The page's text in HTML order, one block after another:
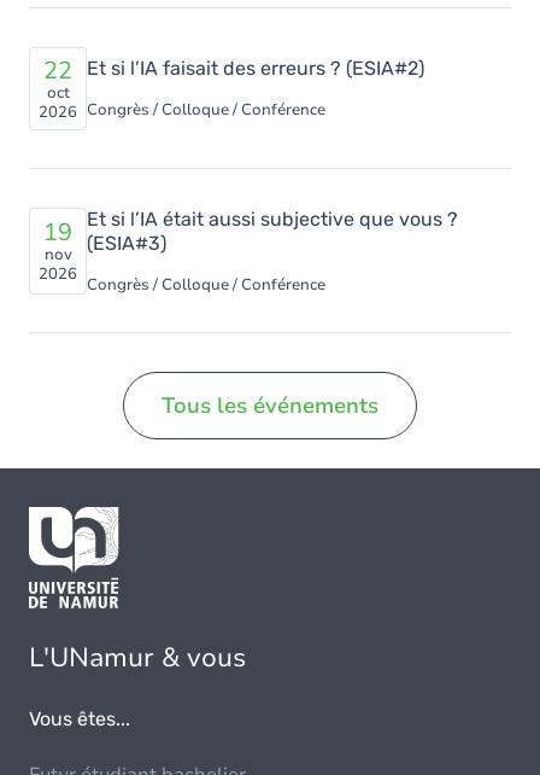
22
oct
2026
Et si l’IA faisait des erreurs ? (ESIA#2)
Congrès / Colloque / Conférence
19
nov
2026
Et si l’IA était aussi subjective que vous ?
(ESIA#3)
Congrès / Colloque / Conférence
Tous les événements
L'UNamur & vous
Vous êtes...